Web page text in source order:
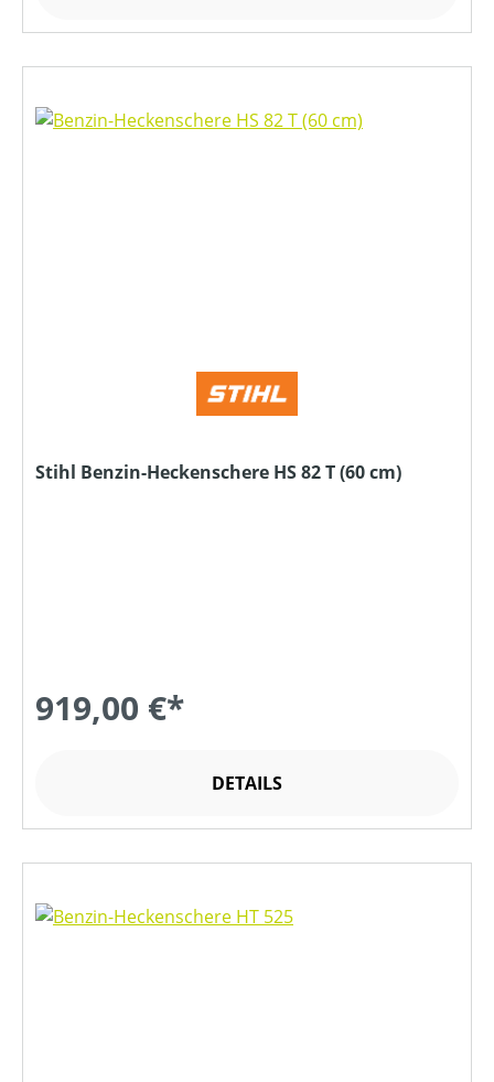
Stihl Benzin-Heckenschere HS 82 T (60 cm)
919,00 €*
DETAILS